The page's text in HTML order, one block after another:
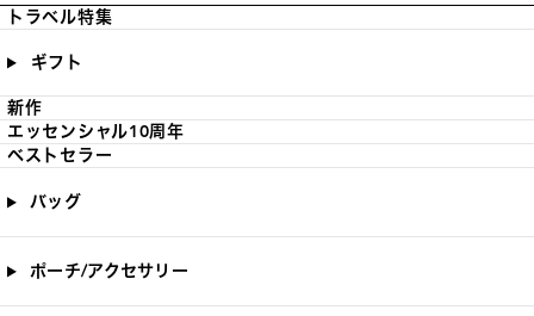
トラベル特集
ギフト
新作
エッセンシャル10周年
ベストセラー
バッグ
ポーチ/アクセサリー